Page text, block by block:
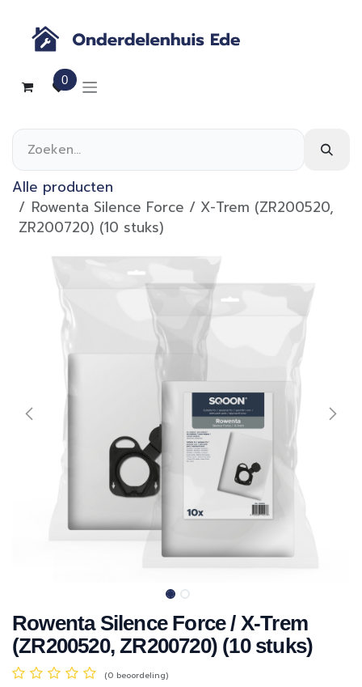
0
Alle producten
Rowenta Silence Force / X-Trem (ZR200520,
ZR200720) (10 stuks)
Rowenta Silence Force / X-Trem
(ZR200520, ZR200720) (10 stuks)
(0 beoordeling)